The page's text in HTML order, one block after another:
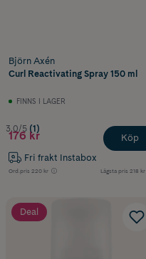
Björn Axén
Curl Reactivating Spray 150 ml
FINNS I LAGER
3.0/5 (1)
176 kr
Fri frakt Instabox
Ord.pris 220 kr Lägsta pris 218 kr
Köp
Deal